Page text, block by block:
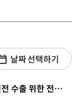
날짜 선택하기
현대건설, 한국재료연구원과 원전 수출 위한 전방위 기술 협력